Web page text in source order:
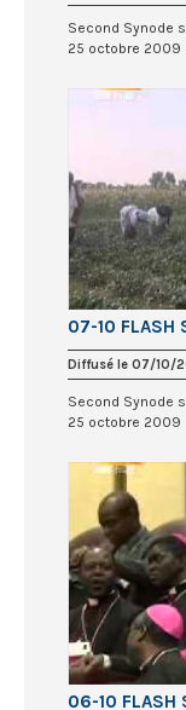
Second Synode
25 octobre 2009
07-10 FLASH
Diffusé le 07/10/
Second Synode
25 octobre 2009
06-10 FLASH